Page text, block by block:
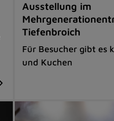
Ausstellung im
Tiefenbroich
Für Besucher gibt es
und Kuchen